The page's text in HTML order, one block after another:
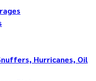
Hurricanes, Oil